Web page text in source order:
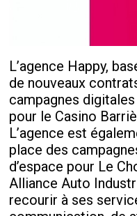
L’agence Happy,
de nouveaux
campagnes
pour le Casino
L’agence est
place des
d’espace pour Le
Alliance Auto
recourir à ses